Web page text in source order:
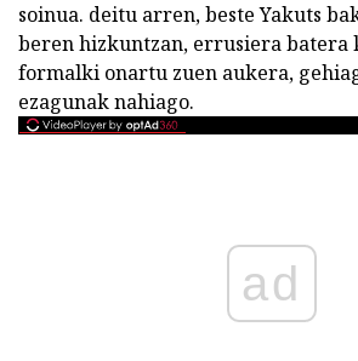
soinua. deitu arren, beste Yakuts
beren hizkuntzan, errusiera batera
formalki onartu zuen aukera,
ezagunak nahiago.
ad